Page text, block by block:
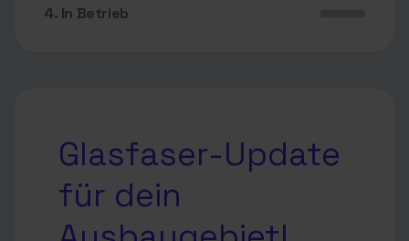
4. In Betrieb
Glasfaser-Update
für dein